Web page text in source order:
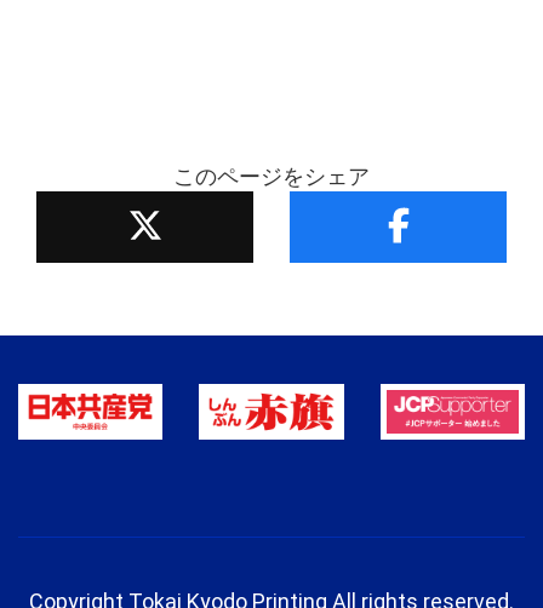
このページをシェア
Copyright Tokai Kyodo Printing All rights reserved.